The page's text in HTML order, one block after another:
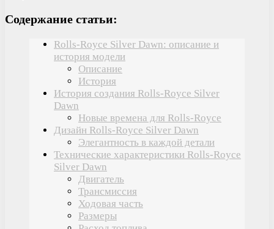
Содержание статьи:
Rolls-Royce Silver Dawn: описание и
история модели
Описание
История
История создания Rolls-Royce Silver
Dawn
Новые времена для Rolls-Royce
Дизайн Rolls-Royce Silver Dawn
Элегантность в каждой детали
Технические характеристики Rolls-Royce
Silver Dawn
Двигатель
Трансмиссия
Ходовая часть
Размеры